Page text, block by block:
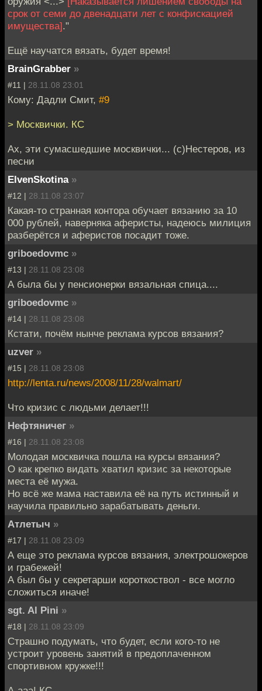
срок от семи до двенадцати лет с конфискацией
имущества]."
Ещё научатся вязать, будет время!
BrainGrabber »
#11 | 28.11.08 23:01
Кому: Дадли Смит, #9
> Москвички. КС
Ах, эти сумасшедшие москвички... (с)Нестеров, из
песни
ElvenSkotina »
#12 | 28.11.08 23:07
Какая-то странная контора обучает вязанию за 10
000 рублей, наверняка аферисты, надеюсь милиция
разберётся и аферистов посадит тоже.
griboedovmc »
#13 | 28.11.08 23:08
А была бы у пенсионерки вязальная спица....
griboedovmc »
#14 | 28.11.08 23:08
Кстати, почём нынче реклама курсов вязания?
uzver »
#15 | 28.11.08 23:08
http://lenta.ru/news/2008/11/28/walmart/
Что кризис с людьми делает!!!
Нефтяничег »
#16 | 28.11.08 23:08
Молодая москвичка пошла на курсы вязания?
О как крепко видать хватил кризис за некоторые
места её мужа.
Но всё же мама наставила её на путь истинный и
научила правильно зарабатывать деньги.
Атлетыч »
#17 | 28.11.08 23:09
А еще это реклама курсов вязания, электрошокеров
и грабежей!
А был бы у секретарши короткоствол - все могло
сложиться иначе!
sgt. Al Pini »
#18 | 28.11.08 23:09
Страшно подумать, что будет, если кого-то не
устроит уровень занятий в предоплаченном
спортивном кружке!!!